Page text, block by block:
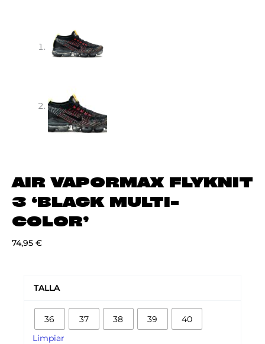
AIR VAPORMAX FLYKNIT
3 ‘BLACK MULTI-
COLOR’
74,95 €
TALLA
36 37 38 39 40
Limpiar
'BLACK
MULTI-